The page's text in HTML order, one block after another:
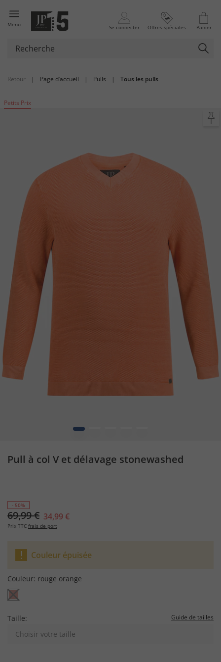
Menu Se connecter Offres spéciales Panier
Retour | Page d’accueil | Pulls | Tous les pulls
Petits Prix
1
Pull à col V et délavage stonewashed
- 50%
69,99 € 34,99 €
Prix TTC frais de port
Couleur épuisée
Couleur: rouge orange
Taille: Guide de tailles
Choisir votre taille